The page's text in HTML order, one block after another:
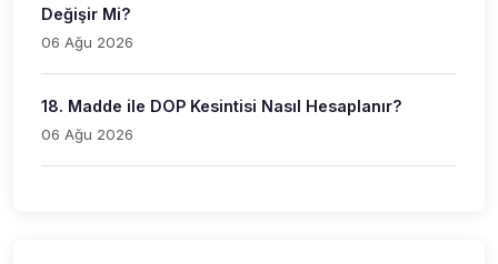
Değişir Mi?
06 Ağu 2026
18. Madde ile DOP Kesintisi Nasıl Hesaplanır?
06 Ağu 2026